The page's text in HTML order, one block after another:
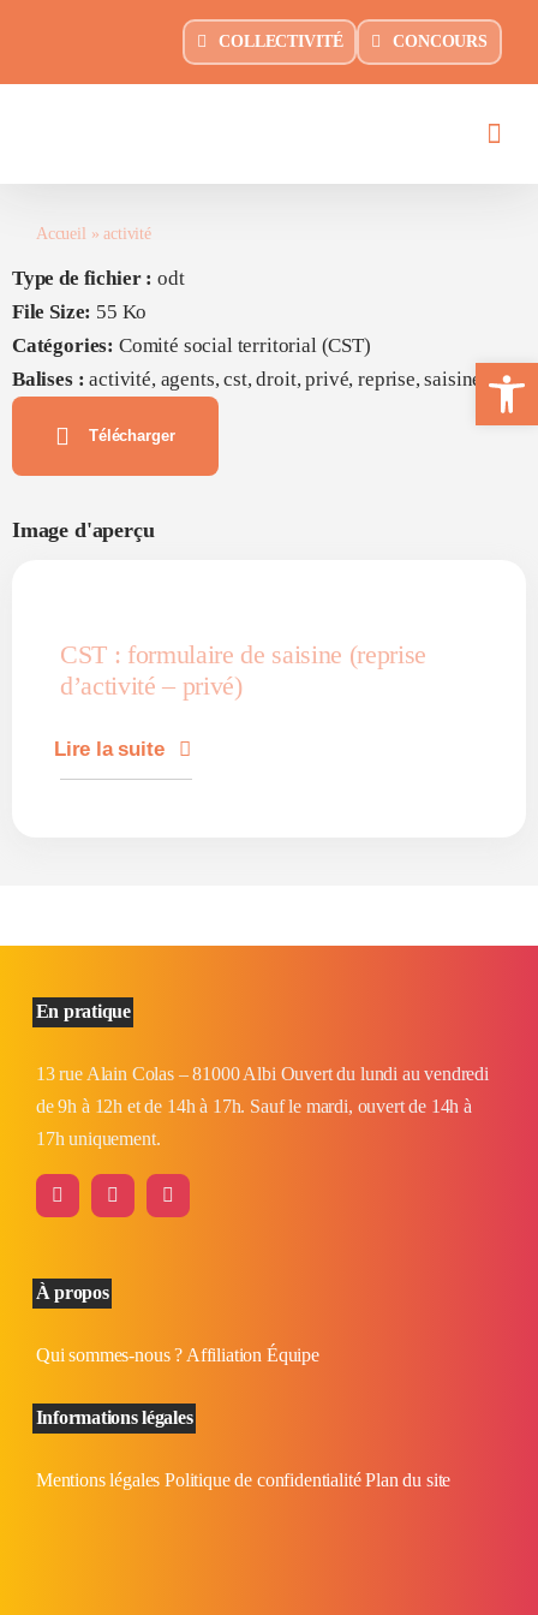
contenu
COLLECTIVITÉ CONCOURS
Accueil »activité
Type de fichier : odt
File Size: 55 Ko
Catégories: Comité social territorial (CST)
Balises :activité, agents, cst, droit, privé, reprise, saisine
Télécharger
Image d'aperçu
CST : formulaire de saisine (reprise
d’activité – privé)
Lire la suite
En pratique
13 rue Alain Colas – 81000 Albi Ouvert du lundi au vendredi
de 9h à 12h et de 14h à 17h. Sauf le mardi, ouvert de 14h à
17h uniquement.
À propos
Qui sommes-nous ? Affiliation Équipe
Informations légales
Mentions légales Politique de confidentialité Plan du site
Ouvrir